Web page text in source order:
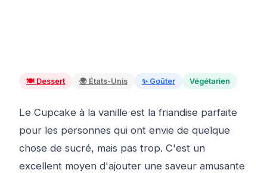
🍽️ Dessert 🌍 États-Unis ✨ Goûter Végétarien
Le Cupcake à la vanille est la friandise parfaite
pour les personnes qui ont envie de quelque
chose de sucré, mais pas trop. C'est un
excellent moyen d'ajouter une saveur amusante